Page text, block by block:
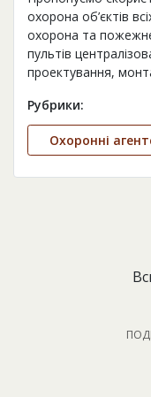
охорона об’єктів
охорона та
пультів
проектування,
Рубрики:
Охоронні